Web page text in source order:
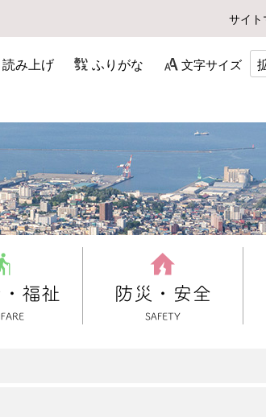
サイ
読み上げ ふりがな 文字サイズ